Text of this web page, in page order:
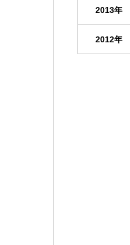
2013年
2012年